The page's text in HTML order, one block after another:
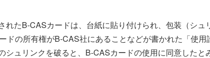
れたB-CASカードは、台紙に貼り付けられ、包装（シュ
ドの所有権がB-CAS社にあることなどが書かれた「使用
シュリンクを破ると、B-CASカードの使用に同意したと